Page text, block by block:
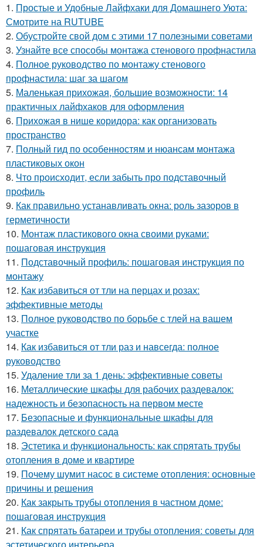
1. Простые и Удобные Лайфхаки для Домашнего Уюта:
Смотрите на RUTUBE
2. Обустройте свой дом с этими 17 полезными советами
3. Узнайте все способы монтажа стенового профнастила
4. Полное руководство по монтажу стенового
профнастила: шаг за шагом
5. Маленькая прихожая, большие возможности: 14
практичных лайфхаков для оформления
6. Прихожая в нише коридора: как организовать
пространство
7. Полный гид по особенностям и нюансам монтажа
пластиковых окон
8. Что происходит, если забыть про подставочный
профиль
9. Как правильно устанавливать окна: роль зазоров в
герметичности
10. Монтаж пластикового окна своими руками:
пошаговая инструкция
11. Подставочный профиль: пошаговая инструкция по
монтажу
12. Как избавиться от тли на перцах и розах:
эффективные методы
13. Полное руководство по борьбе с тлей на вашем
участке
14. Как избавиться от тли раз и навсегда: полное
руководство
15. Удаление тли за 1 день: эффективные советы
16. Металлические шкафы для рабочих раздевалок:
надежность и безопасность на первом месте
17. Безопасные и функциональные шкафы для
раздевалок детского сада
18. Эстетика и функциональность: как спрятать трубы
отопления в доме и квартире
19. Почему шумит насос в системе отопления: основные
причины и решения
20. Как закрыть трубы отопления в частном доме:
пошаговая инструкция
21. Как спрятать батареи и трубы отопления: советы для